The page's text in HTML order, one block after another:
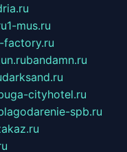
1-mus.ru
factory.ru
bandamn.ru
darksand.ru
cityhotel.ru
spb.ru